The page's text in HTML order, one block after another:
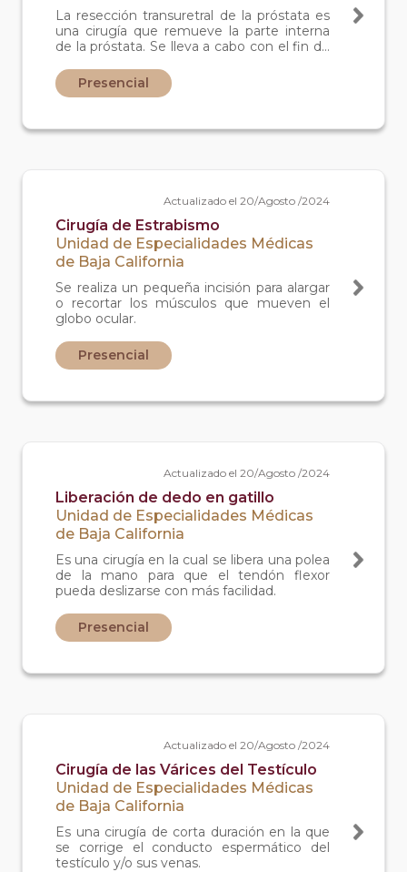
La resección transuretral de la próstata es
una cirugía que remueve la parte interna
de la próstata. Se lleva a cabo con el fin de
de la próstata.
Presencial
Actualizado el 20/Agosto /2024
Cirugía de Estrabismo
Unidad de Especialidades Médicas
de Baja California
Se realiza un pequeña incisión para alargar
o recortar los músculos que mueven el
globo ocular.
Presencial
Actualizado el 20/Agosto /2024
Liberación de dedo en gatillo
Unidad de Especialidades Médicas
de Baja California
Es una cirugía en la cual se libera una polea
de la mano para que el tendón flexor
pueda deslizarse con más facilidad.
Presencial
Actualizado el 20/Agosto /2024
Cirugía de las Várices del Testículo
Unidad de Especialidades Médicas
de Baja California
Es una cirugía de corta duración en la que
se corrige el conducto espermático del
testículo y/o sus venas.